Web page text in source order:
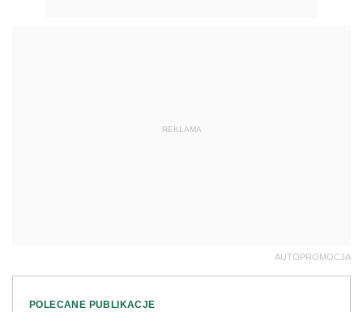
REKLAMA
AUTOPROMOCJA
POLECANE PUBLIKACJE